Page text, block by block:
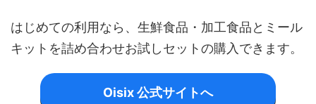
はじめての利用なら、生鮮食品・加工食品とミール
キットを詰め合わせお試しセットの購入できます。
Oisix 公式サイトへ